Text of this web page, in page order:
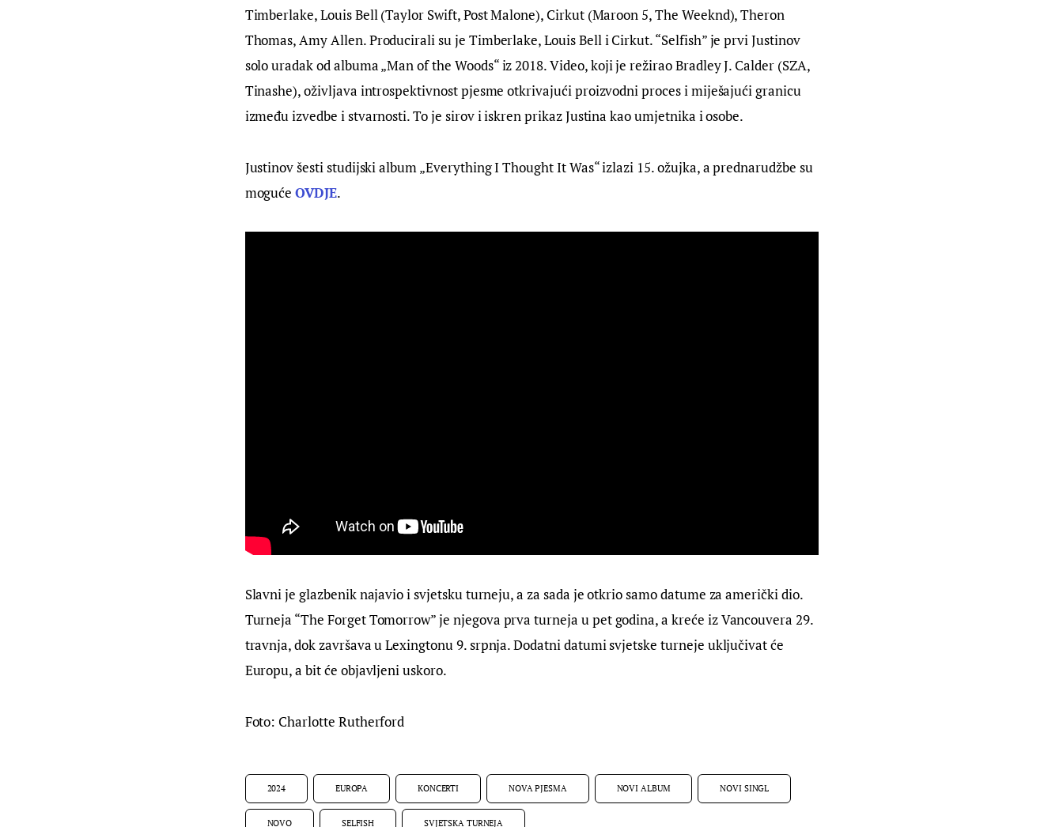
Timberlake, Louis Bell (Taylor Swift, Post Malone), Cirkut (Maroon 5, The Weeknd), Theron
Thomas, Amy Allen. Producirali su je Timberlake, Louis Bell i Cirkut. “Selfish” je prvi Justinov
solo uradak od albuma „Man of the Woods“ iz 2018. Video, koji je režirao Bradley J. Calder (SZA,
Tinashe), oživljava introspektivnost pjesme otkrivajući proizvodni proces i miješajući granicu
između izvedbe i stvarnosti. To je sirov i iskren prikaz Justina kao umjetnika i osobe.
Justinov šesti studijski album „Everything I Thought It Was“ izlazi 15. ožujka, a prednarudžbe su
moguće OVDJE.
Slavni je glazbenik najavio i svjetsku turneju, a za sada je otkrio samo datume za američki dio.
Turneja “The Forget Tomorrow” je njegova prva turneja u pet godina, a kreće iz Vancouvera 29.
travnja, dok završava u Lexingtonu 9. srpnja. Dodatni datumi svjetske turneje uključivat će
Europu, a bit će objavljeni uskoro.
Foto: Charlotte Rutherford
2024 EUROPA KONCERTI NOVA PJESMA NOVI ALBUM NOVI SINGL
NOVO SELFISH SVJETSKA TURNEJA